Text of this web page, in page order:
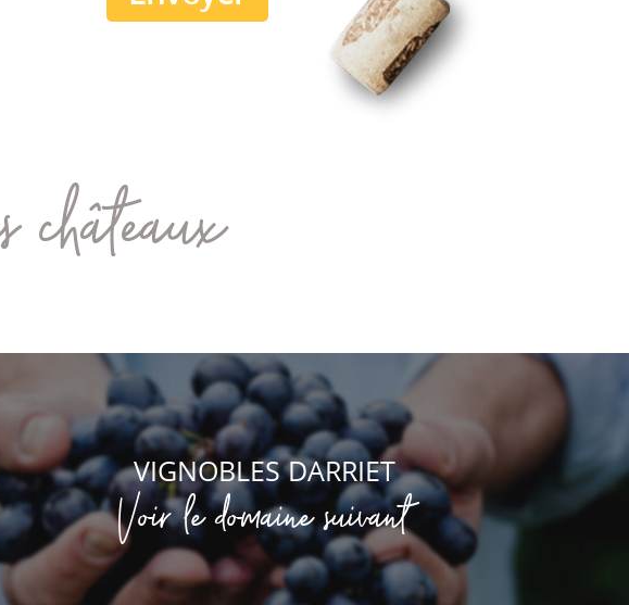
VIGNOBLES DARRIET
Voir le domaine suivant